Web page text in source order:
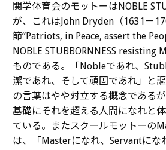
関学体育会のモットーはNOBLE
が、これはJohn Dryden（1631－
節“Patriots, in Peace, assert the
NOBLE STUBBORNNESS resisting
ものである。「Nobleであれ、
潔であれ、そして頑固であれ」と
の言葉はやや対立する概念である
基礎にそれを超える人間になれと
ている。またスクールモットーの
は、「Masterになれ、Servantにな